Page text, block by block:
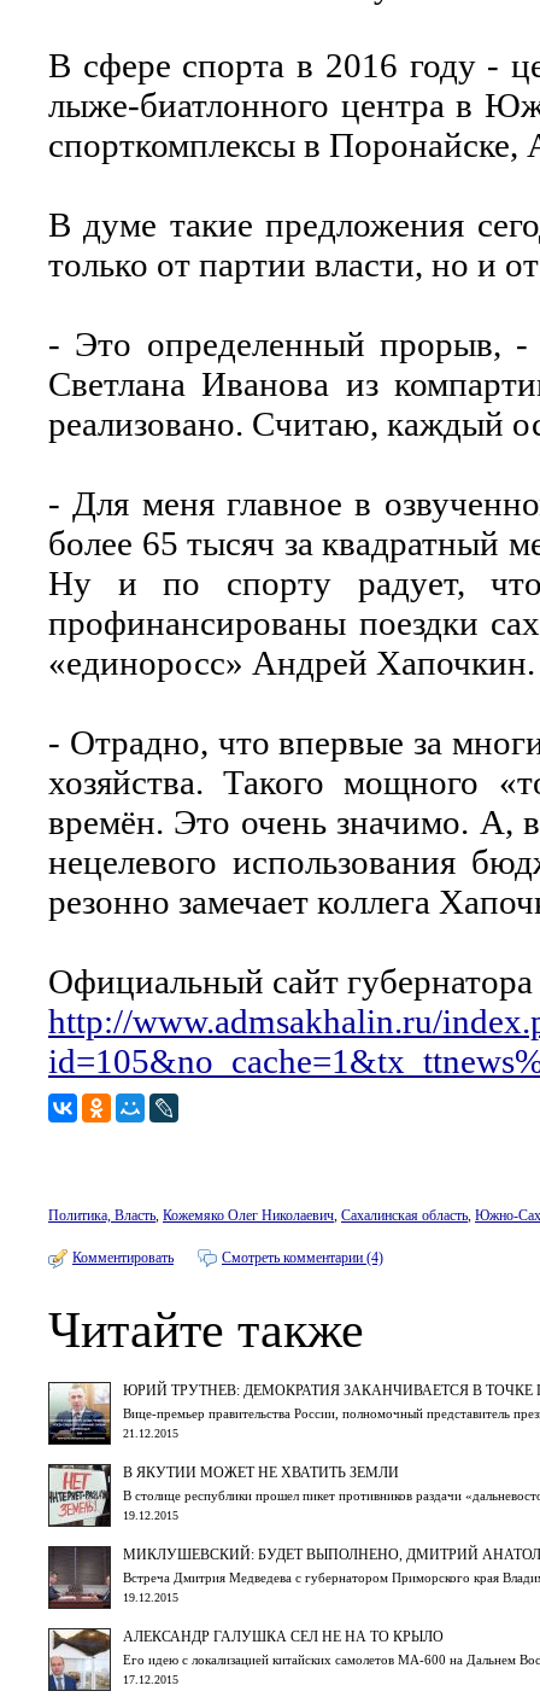
В сфере спорта в 2016 году -
лыже-биатлонного центра в
спорткомплексы в
В думе такие предложения
только от партии власти, но и
- Это определенный прорыв, -
Светлана Иванова из
реализовано. Считаю, каждый
- Для меня главное в
более 65 тысяч за квадратный
Ну и по спорту радует, что
профинансированы поездки
«единоросс» Андрей Хапочкин.
- Отрадно, что впервые за
хозяйства. Такого мощного
времён. Это очень значимо. А,
нецелевого использования
резонно замечает коллега
Официальный сайт
http://www.admsakhalin.ru/
Политика, Власть, Кожемяко Олег Николаевич, Сахалинская область, Южно-
Комментировать Смотреть комментарии (4)
Читайте также
ЮРИЙ ТРУТНЕВ: ДЕМОКРАТИЯ ЗАКАНЧИВАЕТСЯ В
Вице-премьер правительства России, полномочный представитель
21.12.2015
В ЯКУТИИ МОЖЕТ НЕ ХВАТИТЬ ЗЕМЛИ
В столице республики прошел пикет противников раздачи
19.12.2015
МИКЛУШЕВСКИЙ: БУДЕТ ВЫПОЛНЕНО, ДМИТРИЙ
Встреча Дмитрия Медведева с губернатором Приморского края
19.12.2015
АЛЕКСАНДР ГАЛУШКА СЕЛ НЕ НА ТО КРЫЛО
Его идею с локализацией китайских самолетов МА-600 на Дальнем
17.12.2015